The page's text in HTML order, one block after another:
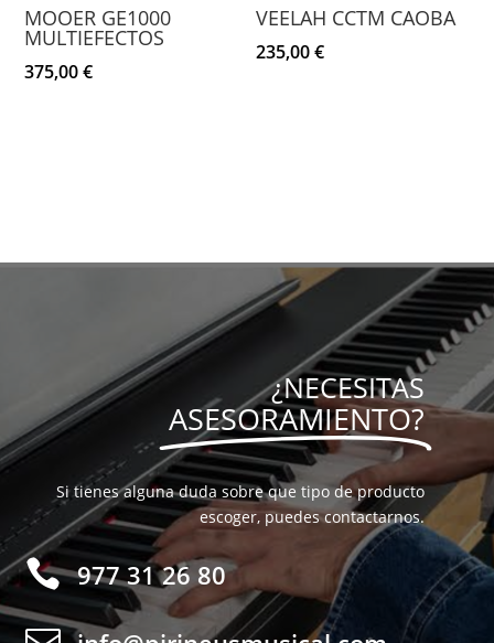
MOOER GE1000
MULTIEFECTOS
375,00€
VEELAH CCTM CAOBA
235,00€
¿NECESITAS
ASESORAMIENTO?
Si tienes alguna duda sobre que tipo de producto
escoger, puedes contactarnos.
 977 31 26 80